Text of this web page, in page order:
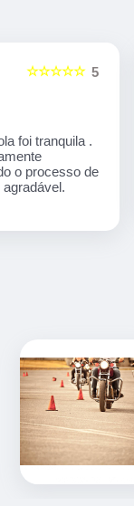
5
☆☆☆☆☆
Ivone,
se concentra
aprendizado,